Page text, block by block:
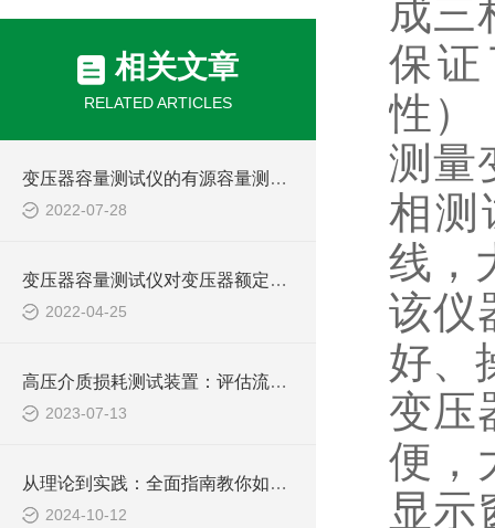
相关文章
RELATED ARTICLES
变压器容量测试仪的有源容量测试方式简介
2022-07-28
变压器容量测试仪对变压器额定容量的判断
2022-04-25
高压介质损耗测试装置：评估流体输送过程中的能量损失
2023-07-13
从理论到实践：全面指南教你如何使用变压器绕组变比测试仪进行高效测试
2024-10-12
成三
保
性）
测量
相测
线，
该仪
好、
变压
便，
显示